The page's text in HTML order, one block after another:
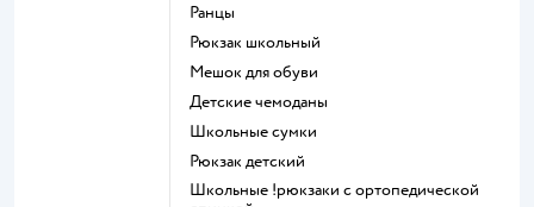
Ранцы
Рюкзак школьный
Мешок для обуви
Детские чемоданы
Школьные сумки
Рюкзак детский
Школьные !рюкзаки с ортопедической